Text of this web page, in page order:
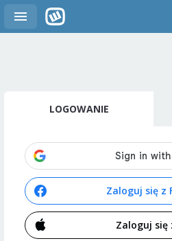
LOGOWANIE
Zaloguj się z
Zaloguj się